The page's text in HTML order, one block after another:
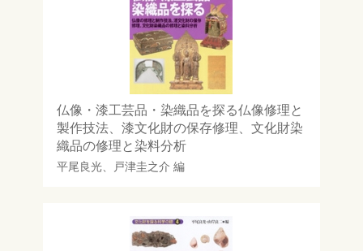
仏像・漆工芸品・染織品を探る仏像修理と
製作技法、漆文化財の保存修理、文化財染
織品の修理と染料分析
平尾良光、 戸津圭之介 編